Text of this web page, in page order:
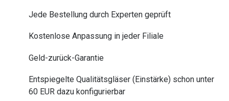
Brillenglas Typen
Transitions Gläser
Zubehör
Jede Bestellung durch Experten geprüft
Kostenlose Anpassung in jeder Filiale
Geld-zurück-Garantie
Entspiegelte Qualitätsgläser (Einstärke) schon unter
60 EUR dazu konfigurierbar